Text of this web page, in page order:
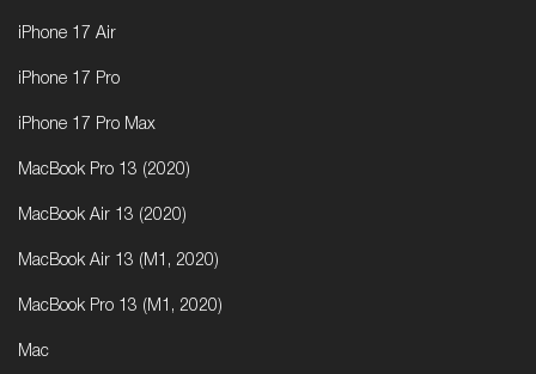
iPhone 17 Air
iPhone 17 Pro
iPhone 17 Pro Max
MacBook Pro 13 (2020)
MacBook Air 13 (2020)
MacBook Air 13 (M1, 2020)
MacBook Pro 13 (M1, 2020)
Mac